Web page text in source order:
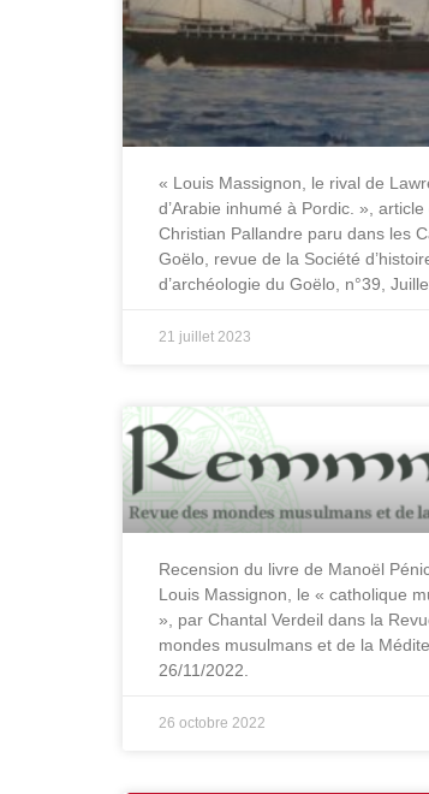
« Louis Massignon, le rival de
d’Arabie inhumé à Pordic. », article
Christian Pallandre paru dans les
Goëlo, revue de la Société
d’archéologie du Goëlo, n°39,
21 juillet 2023
Recension du livre de Manoël
Louis Massignon, le « catholique
», par Chantal Verdeil dans la
mondes musulmans et de la
26/11/2022.
26 octobre 2022